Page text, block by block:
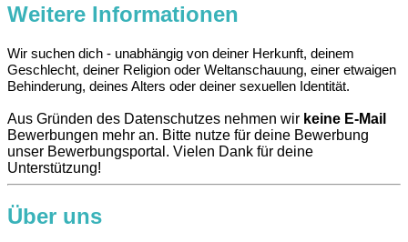
Weitere Informationen
Wir suchen dich - unabhängig von deiner Herkunft, deinem
Geschlecht, deiner Religion oder Weltanschauung, einer etwaigen
Behinderung, deines Alters oder deiner sexuellen Identität.
Aus Gründen des Datenschutzes nehmen wir keine E-Mail
Bewerbungen mehr an. Bitte nutze für deine Bewerbung
unser Bewerbungsportal. Vielen Dank für deine
Unterstützung!
Über uns